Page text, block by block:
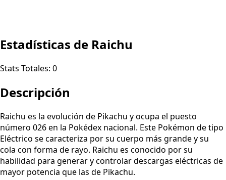
Estadísticas de Raichu
Stats Totales: 0
Descripción
Raichu es la evolución de Pikachu y ocupa el puesto
número 026 en la Pokédex nacional. Este Pokémon de tipo
Eléctrico se caracteriza por su cuerpo más grande y su
cola con forma de rayo. Raichu es conocido por su
habilidad para generar y controlar descargas eléctricas de
mayor potencia que las de Pikachu.